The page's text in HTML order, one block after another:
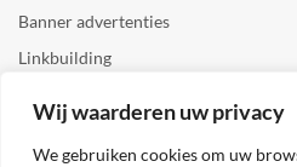
Wij waarderen uw privacy
We gebruiken cookies om uw
Banner advertenties
Linkbuilding